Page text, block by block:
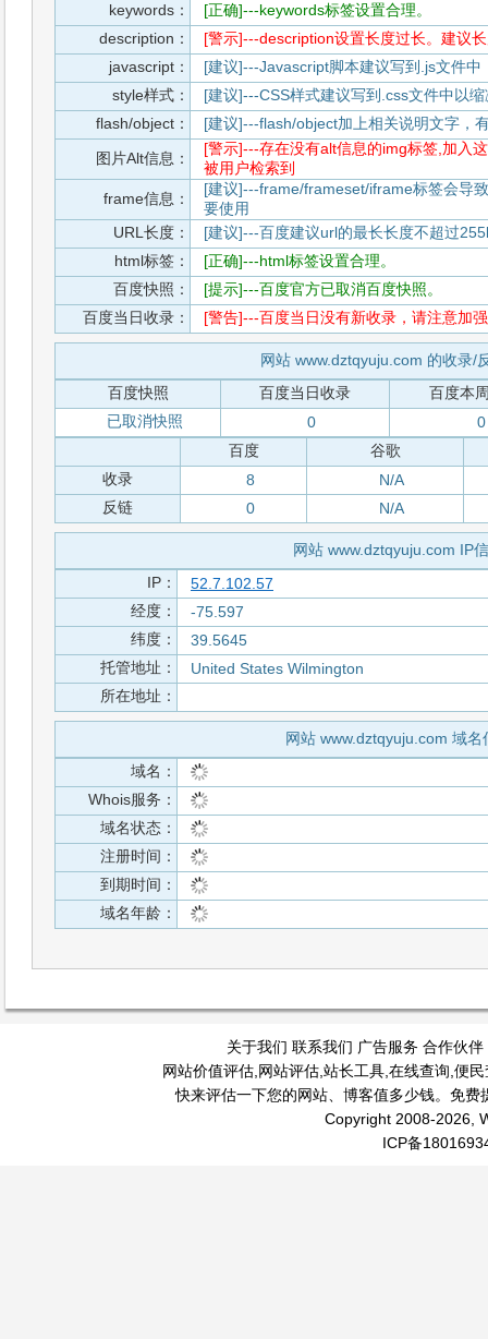
keywords：
[正确]---keywords标签设置合理。
description：
[警示]---description设置长度过长。建议
javascript：
[建议]---Javascript脚本建议写到.js文件中
style样式：
[建议]---CSS样式建议写到.css文件中以
flash/object：
[建议]---flash/object加上相关说明文字，
图片Alt信息：
[警示]---存在没有alt信息的img标签,加入
被用户检索到
frame信息：
[建议]---frame/frameset/iframe标签会导
要使用
URL长度：
[建议]---百度建议url的最长长度不超过
html标签：
[正确]---html标签设置合理。
百度快照：
[提示]---百度官方已取消百度快照。
百度当日收录：
[警告]---百度当日没有新收录，请注意加
网站 www.dztqyuju.com 的收录/
百度快照
百度当日收录
百度本
已取消快照
0
0
百度
谷歌
收录
8
N/A
反链
0 N/A
网站 www.dztqyuju.com IP
IP：
52.7.102.57
经度：
-75.597
纬度：
39.5645
托管地址：
United States Wilmington
所在地址：
网站 www.dztqyuju.com 域名
域名：
Whois服务：
域名状态：
注册时间：
到期时间：
域名年龄：
关于我们 联系我们 广告服务 合作伙伴
网站价值评估, 网站评估, 站长工具, 在线查询 便民
快来评估一下您的网站、博客值多少钱。免
Copyright 2008-2026,
ICP备